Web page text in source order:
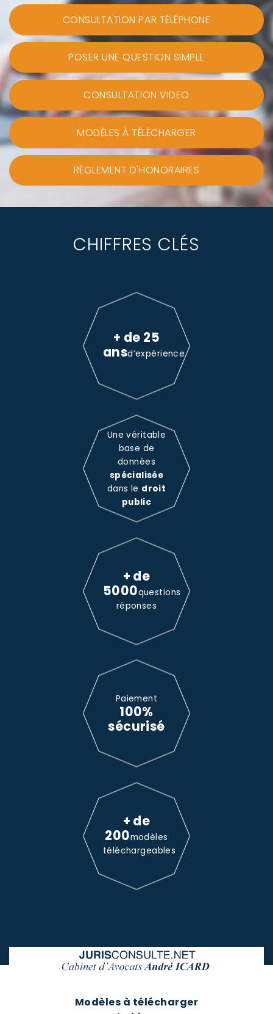
CONSULTATION PAR TÉLÉPHONE
POSER UNE QUESTION SIMPLE
CONSULTATION VIDEO
MODÈLES À TÉLÉCHARGER
RÈGLEMENT D'HONORAIRES
CHIFFRES CLÉS
+ de 25
ansd’expérience
Une véritable
base de
données
spécialisée
dans le droit
public
+ de
5000questions
réponses
Paiement
100%
sécurisé
+ de
200modèles
téléchargeables
Modèles à télécharger